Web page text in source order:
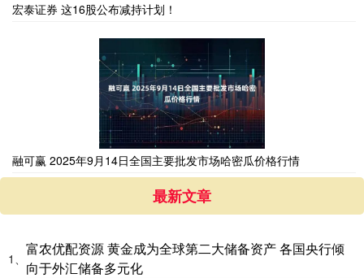
宏泰证券 这16股公布减持计划！
融可赢 2025年9月14日全国主要批发市场哈密瓜价格行情
最新文章
1、
富农优配资源 黄金成为全球第二大储备资产 各国央行倾
向于外汇储备多元化